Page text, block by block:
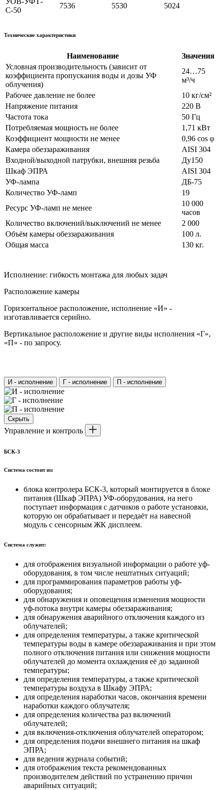
С-50
7536 5530 5024
Технические характеристики
Наименование
Значения
Условная производительность (зависит от
коэффициента пропускания воды и дозы УФ
облучения)
24…75
м³/ч
Рабочее давление не более
10 кг/см²
Напряжение питания
220 В
Частота тока
50 Гц
Потребляемая мощность не более
1,71 кВт
Коэффициент мощности не менее
0,96 cos φ
Камера обеззараживания
AISI 304
Входной/выходной патрубки, внешняя резьба
Ду150
Шкаф ЭПРА
AISI 304
УФ-лампа
ДБ-75
Количество УФ-ламп
19
Ресурс УФ-ламп не менее
10 000
часов
Количество включений/выключений не менее
2 000
Объём камеры обеззараживания
100 л.
Общая масса
130 кг.
Исполнение: гибкость монтажа для любых задач
Расположение камеры
Горизонтальное расположение, исполнение «И» -
изготавливается серийно.
Вертикальное расположение и другие виды исполнения «Г»,
«П» - по запросу.
И - исполнение Г - исполнение П - исполнение
Скрыть
Управление и контроль
БСК-3
Система состоит из:
блока контролера БСК-3, который монтируется в блоке
питания (Шкаф ЭПРА) УФ-оборудования, на него
поступает информация с датчиков о работе установки,
которую он обрабатывает и передаёт на навесной
модуль с сенсорным ЖК дисплеем.
Система служит:
для отображения визуальной информации о работе уф-
оборудования, в том числе нештатных ситуаций;
для программирования параметров работы уф-
оборудования;
для обнаружения и оповещения изменения мощности
уф-потока внутри камеры обеззараживания;
для обнаружения аварийного отключения каждого из
облучателей;
для определения температуры, а также критической
температуры воды в камере обеззараживания и при этом
полного отключения питания или снижения мощности
облучателей до момента охлаждения её до заданной
температуры;
для определения температуры, а также критической
температуры воздуха в Шкафу ЭПРА;
для определения наработки часов, окончания времени
наработки каждого облучателя;
для определения количества раз включений
облучателей;
для включения-отключения облучателей оператором;
для определения подачи внешнего питания на шкаф
ЭПРА;
для ведения журнала событий;
для отображения текста рекомендованных
производителем действий по устранению причин
аварийных ситуаций;